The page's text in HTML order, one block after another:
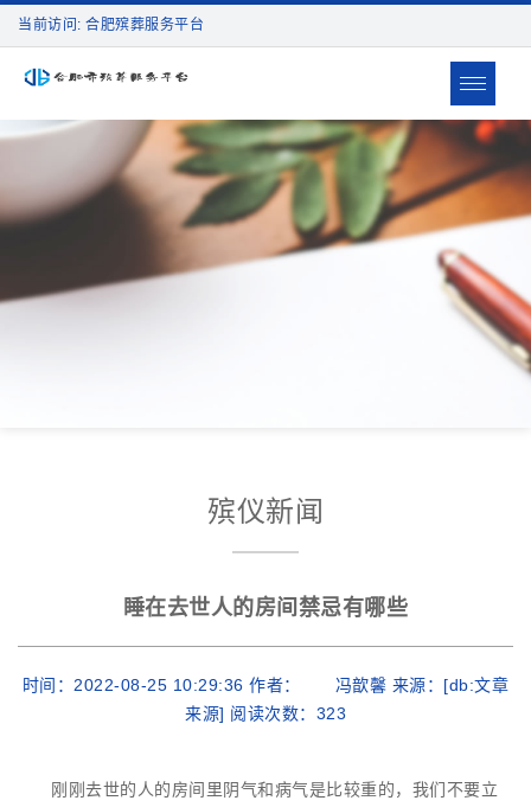
当前访问: 合肥殡葬服务平台
Toggle
殡仪新闻
睡在去世人的房间禁忌有哪些
时间：2022-08-25 10:29:36 作者： 冯歆馨 来源：[db:文章
来源] 阅读次数： 323
刚刚去世的人的房间里阴气和病气是比较重的，我们不要立